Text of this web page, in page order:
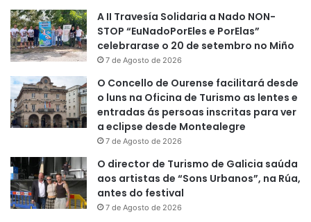
A II Travesía Solidaria a Nado NON-
STOP “EuNadoPorEles e PorElas”
celebrarase o 20 de setembro no Miño
7 de Agosto de 2026
O Concello de Ourense facilitará desde
o luns na Oficina de Turismo as lentes e
entradas ás persoas inscritas para ver
a eclipse desde Montealegre
7 de Agosto de 2026
O director de Turismo de Galicia saúda
aos artistas de “Sons Urbanos”, na Rúa,
antes do festival
7 de Agosto de 2026